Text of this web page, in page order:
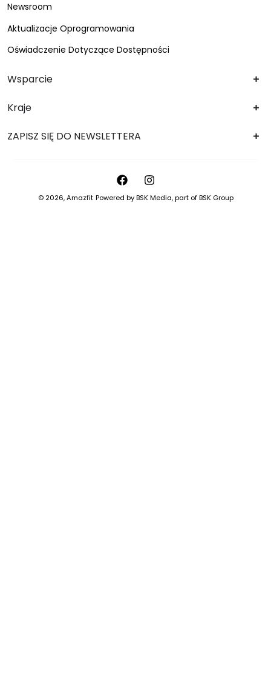
Newsroom
Aktualizacje Oprogramowania
Oświadczenie Dotyczące Dostępności
Wsparcie
Kraje
ZAPISZ SIĘ DO NEWSLETTERA
© 2026,Amazfit Powered byBSK Media, part ofBSK Group